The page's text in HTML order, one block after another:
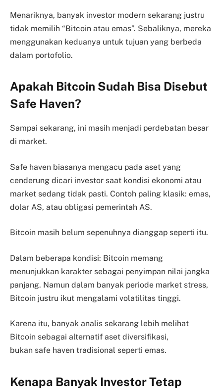
Menariknya, banyak investor modern sekarang justru
tidak memilih “Bitcoin atau emas”. Sebaliknya, mereka
menggunakan keduanya untuk tujuan yang berbeda
dalam portofolio.
Apakah Bitcoin Sudah Bisa Disebut
Safe Haven?
Sampai sekarang, ini masih menjadi perdebatan besar
di market.
Safe haven biasanya mengacu pada aset yang
cenderung dicari investor saat kondisi ekonomi atau
market sedang tidak pasti. Contoh paling klasik: emas,
dolar AS, atau obligasi pemerintah AS.
Bitcoin masih belum sepenuhnya dianggap seperti itu.
Dalam beberapa kondisi: Bitcoin memang
menunjukkan karakter sebagai penyimpan nilai jangka
panjang. Namun dalam banyak periode market stress,
Bitcoin justru ikut mengalami volatilitas tinggi.
Karena itu, banyak analis sekarang lebih melihat
Bitcoin sebagai alternatif aset diversifikasi,
bukan safe haven tradisional seperti emas.
Kenapa Banyak Investor Tetap